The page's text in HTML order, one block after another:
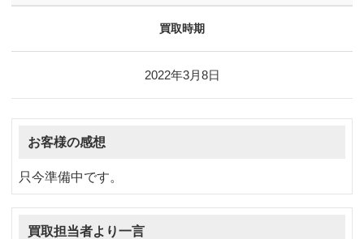
買取時期
2022年3月8日
お客様の感想
只今準備中です。
買取担当者より一言